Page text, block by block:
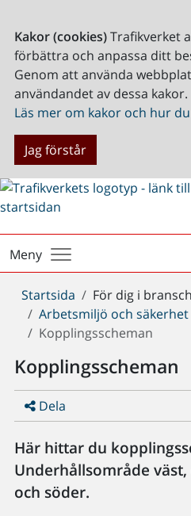
Kakor (cookies)Trafikverket
förbättra och anpassa ditt
Genom att använda
användandet av dessa kakor.
Läs mer om kakor och hur
Jag förstår
Meny
Du
är
här:
Startsida
För dig i
Arbetsmiljö och säkerhet
Kopplingsscheman
Kopplingsscheman
Dela
Här hittar du
Underhållsområde
och söder.